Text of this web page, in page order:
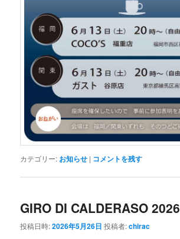
カテゴリー: お知らせ | コメントを残す
GIRO DI CALDERASO 2026
投稿日時:2026年5月26日 投稿者:chirac